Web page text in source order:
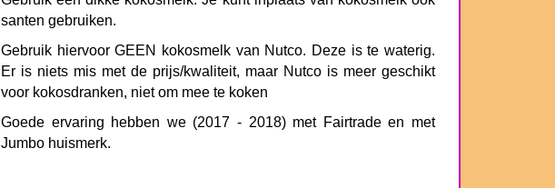
santen gebruiken.
Gebruik hiervoor GEEN kokosmelk van Nutco. Deze is te waterig.
Er is niets mis met de prijs/kwaliteit, maar Nutco is meer geschikt
voor kokosdranken, niet om mee te koken
Goede ervaring hebben we (2017 - 2018) met Fairtrade en met
Jumbo huismerk.